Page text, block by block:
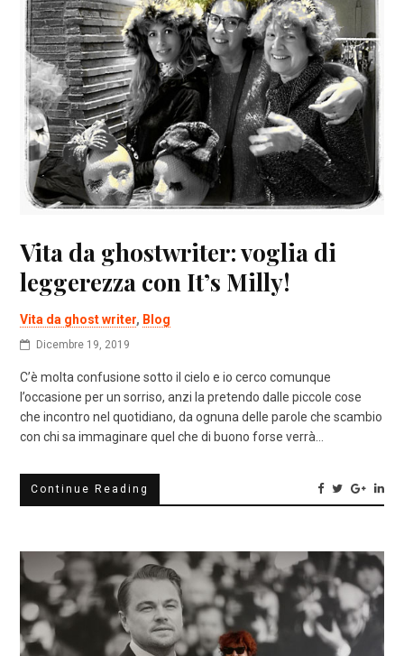
Vita da ghostwriter: voglia di
leggerezza con It’s Milly!
Vita da ghost writer, Blog
Dicembre 19, 2019
C’è molta confusione sotto il cielo e io cerco comunque
l’occasione per un sorriso, anzi la pretendo dalle piccole cose
che incontro nel quotidiano, da ognuna delle parole che scambio
con chi sa immaginare quel che di buono forse verrà…
Continue Reading